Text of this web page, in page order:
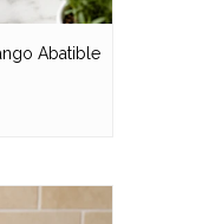
Abatible